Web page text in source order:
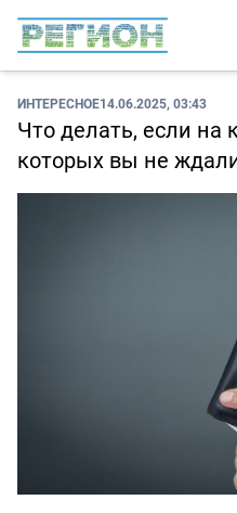
ИНТЕРЕСНОЕ14.06.2025, 03:43
Что делать, если на
которых вы не